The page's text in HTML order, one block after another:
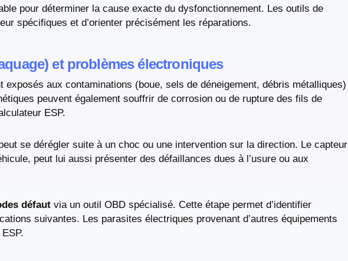
pour déterminer la cause exacte du dysfonctionnement. Les outils de
spécifiques et d’orienter précisément les réparations.
et problèmes électroniques
exposés aux contaminations (boue, sels de déneigement, débris métalliques)
peuvent également souffrir de corrosion ou de rupture des fils de
ESP.
se dérégler suite à un choc ou une intervention sur la direction. Le capteur
peut lui aussi présenter des défaillances dues à l’usure ou aux
défaut via un outil OBD spécialisé. Cette étape permet d’identifier
suivantes. Les parasites électriques provenant d’autres équipements